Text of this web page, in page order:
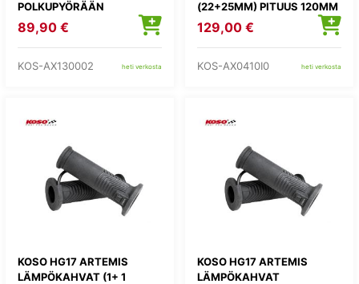
POLKUPYÖRÄÄN
89,90 €
KOS-AX130002 heti verkosta
(22+25MM) PITUUS 120MM
129,00 €
KOS-AX0410I0 heti verkosta
KOSO HG17 ARTEMIS
LÄMPÖKAHVAT (1+ 1
KOSO HG17 ARTEMIS
LÄMPÖKAHVAT